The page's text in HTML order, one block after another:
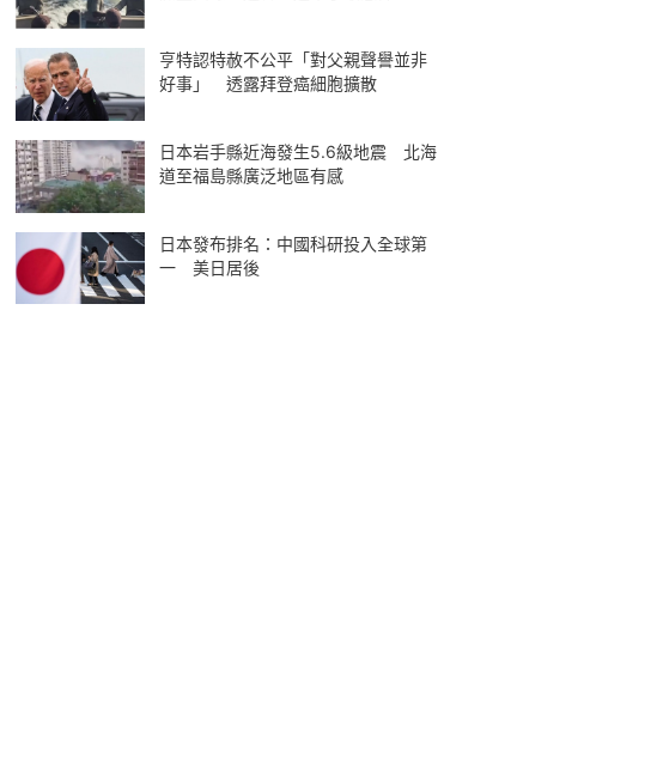
亨特認特赦不公平「對父親聲譽並非
好事」 透露拜登癌細胞擴散
日本岩手縣近海發生5.6級地震 北海
道至福島縣廣泛地區有感
日本發布排名：中國科研投入全球第
一 美日居後